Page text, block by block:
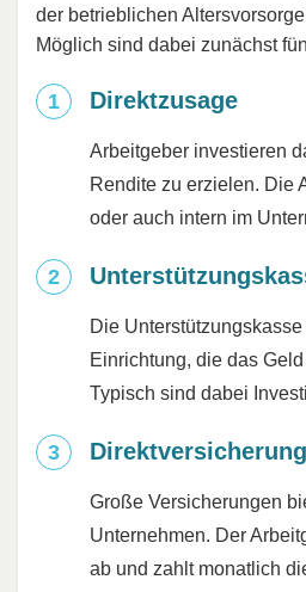
der betrieblichen
Möglich sind dabei zunächst
Direktzusage
Arbeitgeber investieren
Rendite zu erzielen. Die
oder auch intern im
Die
Einrichtung, die das
Typisch sind dabei
Direktversicherung
Große Versicherungen
Unternehmen. Der
ab und zahlt monatlich